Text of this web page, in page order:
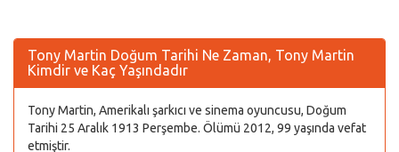
Tony Martin Doğum Tarihi Ne Zaman, Tony Martin
Kimdir ve Kaç Yaşındadır
Tony Martin, Amerikalı şarkıcı ve sinema oyuncusu, Doğum
Tarihi 25 Aralık 1913 Perşembe. Ölümü 2012, 99 yaşında vefat
etmiştir.